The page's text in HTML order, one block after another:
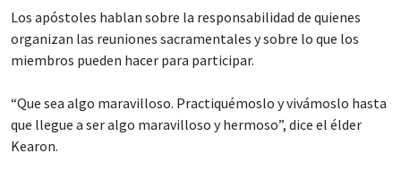
Los apóstoles hablan sobre la responsabilidad de quienes
organizan las reuniones sacramentales y sobre lo que los
miembros pueden hacer para participar.
“Que sea algo maravilloso. Practiquémoslo y vivámoslo hasta
que llegue a ser algo maravilloso y hermoso”, dice el élder
Kearon.